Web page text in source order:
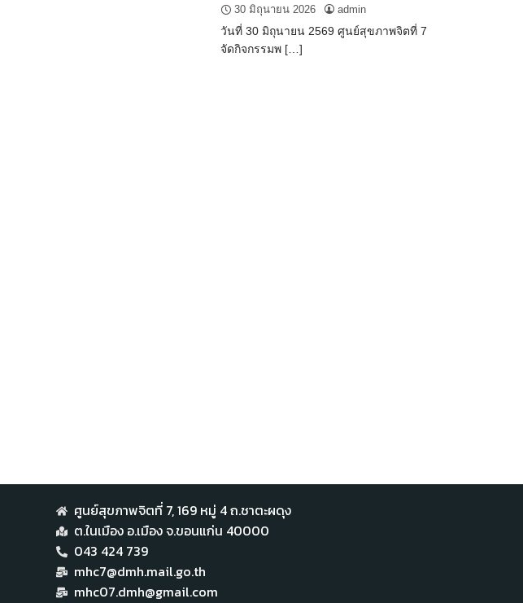
30 มิถุนายน 2026 admin
วันที่ 30 มิถุนายน 2569 ศูนย์สุขภาพจิตที่ 7
จัดกิจกรรมพ […]
ศูนย์สุขภาพจิตที่ 7,​ 169 หมู่ 4 ถ.ชาตะผดุง
ต.ในเมือง อ.เมือง จ.ขอนแก่น 40000
043 424 739
mhc7@dmh.mail.go.th
mhc07.dmh@gmail.com